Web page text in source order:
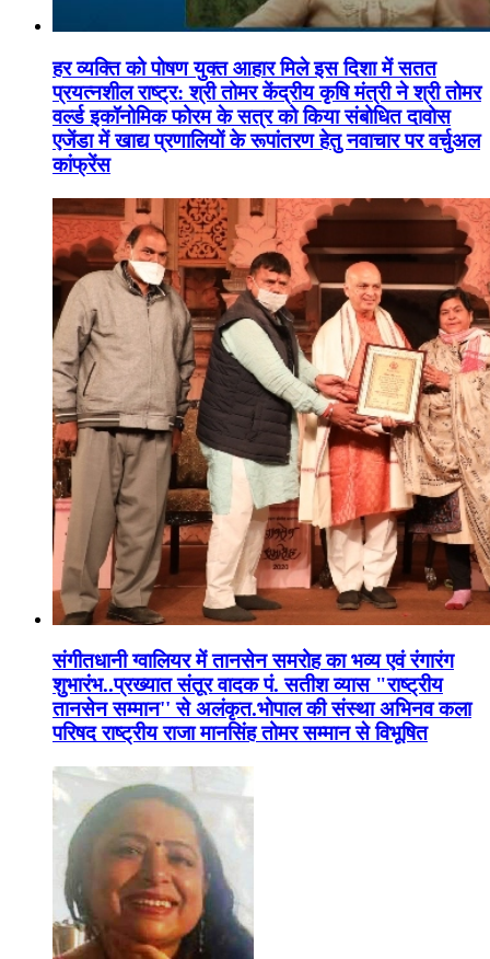
हर व्यक्ति को पोषण युक्त आहार मिले इस दिशा में सतत
प्रयत्नशील राष्ट्र: श्री तोमर केंद्रीय कृषि मंत्री ने श्री तोमर
वर्ल्ड इकॉनोमिक फोरम के सत्र को किया संबोधित दावोस
एजेंडा में खाद्य प्रणालियों के रूपांतरण हेतु नवाचार पर वर्चुअल
कांफ्रेंस
संगीतधानी ग्वालियर में तानसेन समरोह का भव्य एवं रंगारंग
शुभारंभ..प्रख्यात संतूर वादक पं. सतीश व्यास "राष्ट्रीय
तानसेन सम्मान'' से अलंकृत.भोपाल की संस्था अभिनव कला
परिषद राष्ट्रीय राजा मानसिंह तोमर सम्मान से विभूषित